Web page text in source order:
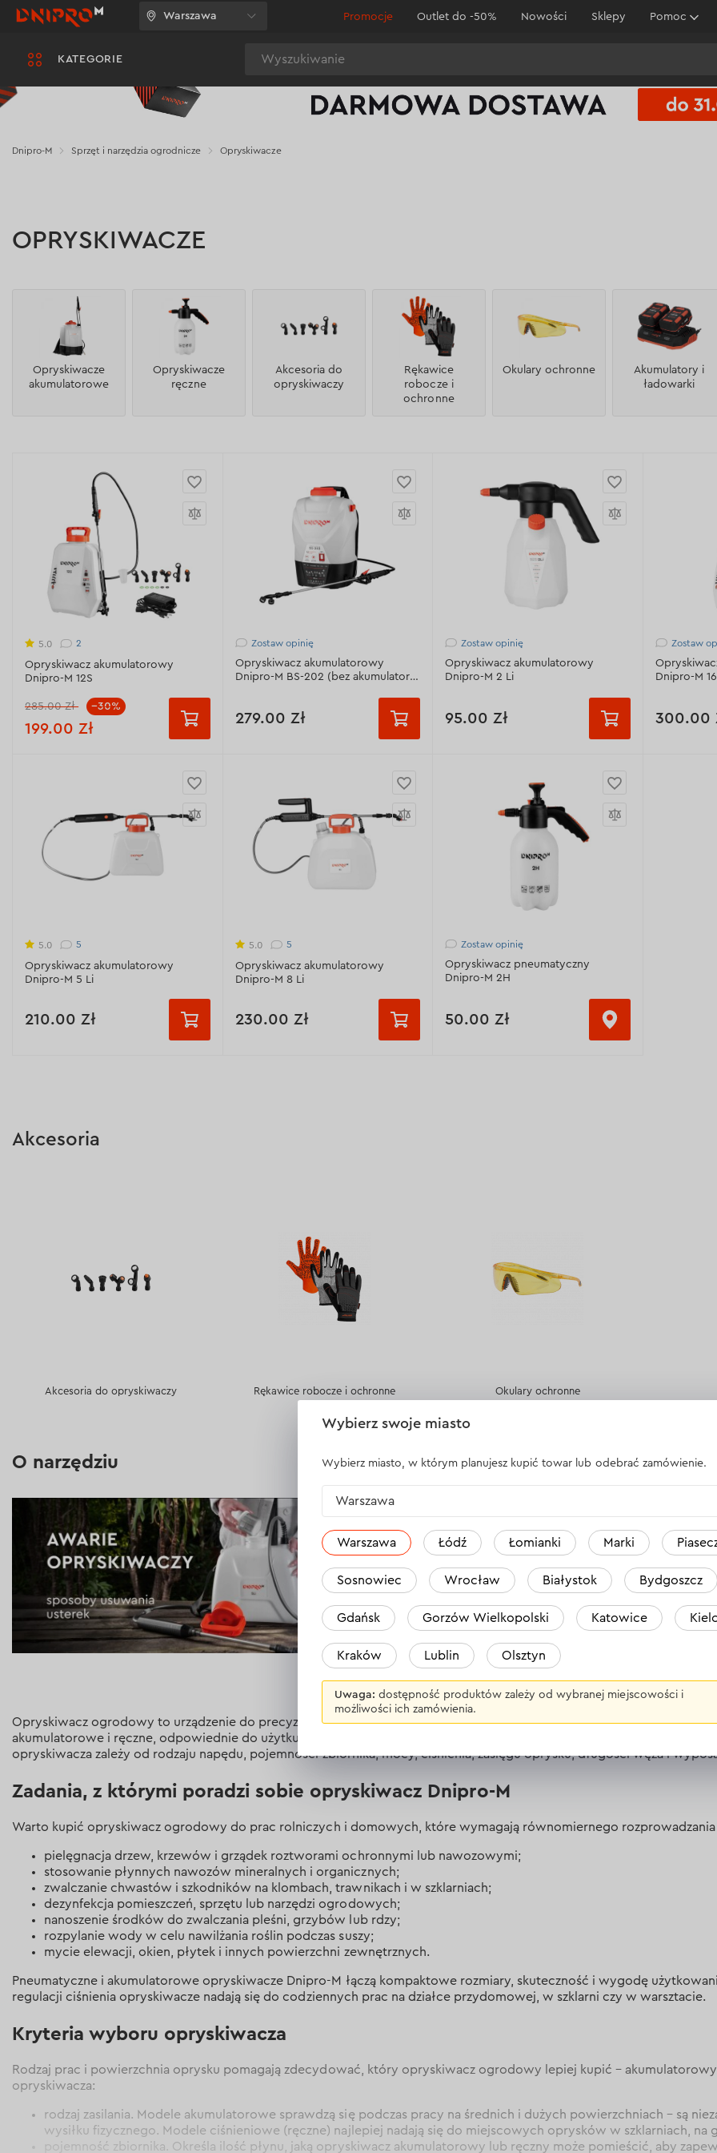
KATEGORIE
Warszawa Promocje Outlet do -50% Nowości Sklepy Pomoc
Dnipro-M Sprzęt i narzędzia ogrodnicze Opryskiwacze
OPRYSKIWACZE
Opryskiwacze
akumulatorowe
Opryskiwacze
ręczne
Akcesoria do
opryskiwaczy
Rękawice
robocze i
ochronne
Okulary ochronne
Akumulatory i
ładowarki
5.0 2
Opryskiwacz akumulatorowy
Dnipro-M 12S
199.00 Zł
285.00 Zł --30%
kwas ołowiowy
Pojemność akumulatora: 8 Ah
Napięcie akumulatora: 12 V
Zostaw opinię
Opryskiwacz akumulatorowy
Dnipro-M BS-202 (bez akumulatora
279.00 Zł
Średnica gwintu uchwytu: 18 mm
Pojemność zbiornika: 12 l
Czas pracy na jednym
ładowaniu:
Zostaw opinię
Opryskiwacz akumulatorowy
Dnipro-M 2 Li
95.00 Zł
Typ akumulatora: Akumulator
litowo-jonowy
Pojemność akumulatora: 2 Ah
Napięcie akumulatora:
Wyświetl dane techniczne >
Zostaw
Dnipro-M
300.00
5.0 5
Opryskiwacz akumulatorowy
Dnipro-M 5 Li
210.00 Zł
Pojemność akumulatora:
5.0 5
Opryskiwacz akumulatorowy
Dnipro-M 8 Li
230.00 Zł
Zostaw opinię
Opryskiwacz pneumatyczny
Dnipro-M 2H
50.00 Zł
Akcesoria
Akcesoria do opryskiwaczy Rękawice robocze i ochronne Okulary ochronne
O narzędziu
Opryskiwacz ogrodowy to urządzenie do precyzyjnej i równomiernej aplikacji cieczy: środków ochrony roślin,
akumulatorowe i ręczne, odpowiednie do użytku domowego w ogrodzie, warzywniku, a także do profesjonalnej
opryskiwacza zależy od rodzaju napędu, pojemności zbiornika, mocy, ciśnienia, zasięgu oprysku, długości węża i
Zadania, z którymi poradzi sobie opryskiwacz Dnipro-M
Warto kupić opryskiwacz ogrodowy do prac rolniczych i domowych, które wymagają równomiernego
pielęgnacja drzew, krzewów i grządek roztworami ochronnymi lub nawozowymi;
stosowanie płynnych nawozów mineralnych i organicznych;
zwalczanie chwastów i szkodników na klombach, trawnikach i w szklarniach;
dezynfekcja pomieszczeń, sprzętu lub narzędzi ogrodowych;
nanoszenie środków do zwalczania pleśni, grzybów lub rdzy;
rozpylanie wody w celu nawilżania roślin podczas suszy;
mycie elewacji, okien, płytek i innych powierzchni zewnętrznych.
Pneumatyczne i akumulatorowe opryskiwacze Dnipro-M łączą kompaktowe rozmiary, skuteczność i wygodę
regulacji ciśnienia opryskiwacze nadają się do codziennych prac na działce przydomowej, w szklarni czy w warsztacie.
Kryteria wyboru opryskiwacza
Rodzaj prac i powierzchnia oprysku pomagają zdecydować, który opryskiwacz ogrodowy lepiej kupić –
opryskiwacza:
rodzaj zasilania. Modele akumulatorowe sprawdzą się podczas pracy na średnich i dużych powierzchniach – są
wysiłku fizycznego. Modele ciśnieniowe (ręczne) najlepiej nadają się do miejscowych oprysków w szklarniach, na
pojemność zbiornika. Określa ilość płynu, jaką opryskiwacz akumulatorowy lub ręczny może pomieścić, aby
Wybierz swoje miasto
Wybierz miasto, w którym planujesz kupić towar lub odebrać zamówienie.
Warszawa
Warszawa Łódź Łomianki Marki
Sosnowiec Wrocław Białystok Bydgoszcz
Gdańsk Gorzów Wielkopolski Katowice
Kraków Lublin Olsztyn
Uwaga: dostępność produktów zależy od wybranej miejscowości i
możliwości ich zamówienia.